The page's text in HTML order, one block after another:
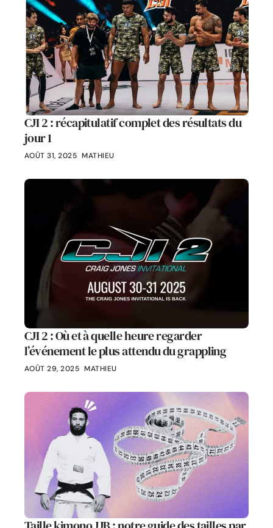
CJI 2 : récapitulatif complet des résultats du
jour 1
AOÛT 31, 2025 MATHIEU
CJI 2 : Où et à quelle heure regarder
l’événement le plus attendu du grappling
AOÛT 29, 2025 MATHIEU